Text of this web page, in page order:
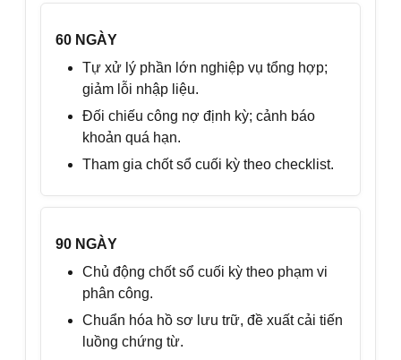
60 NGÀY
Tự xử lý phần lớn nghiệp vụ tổng hợp;
giảm lỗi nhập liệu.
Đối chiếu công nợ định kỳ; cảnh báo
khoản quá hạn.
Tham gia chốt sổ cuối kỳ theo checklist.
90 NGÀY
Chủ động chốt sổ cuối kỳ theo phạm vi
phân công.
Chuẩn hóa hồ sơ lưu trữ, đề xuất cải tiến
luồng chứng từ.